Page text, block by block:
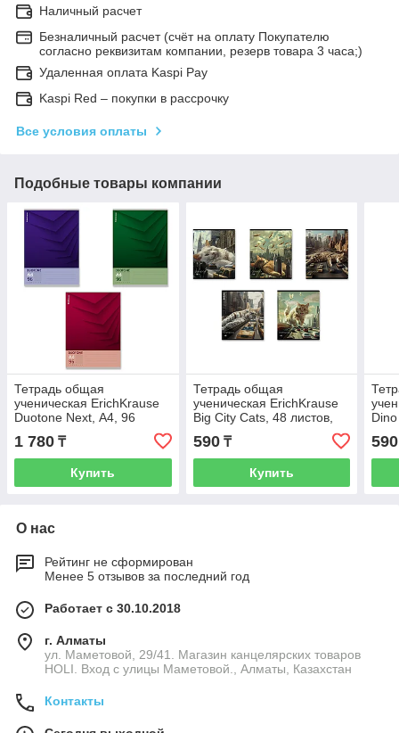
Наличный расчет
Безналичный расчет (счёт на оплату Покупателю
согласно реквизитам компании, резерв товара 3 часа;)
Удаленная оплата Kaspi Pay
Kaspi Red – покупки в рассрочку
Все условия оплаты
Подобные товары компании
Тетрадь общая
ученическая ErichKrause
Duotone Next, А4, 96
листов, клетка_MIX-PACK
1 780 ₸
Купить
Тетрадь общая
ученическая ErichKrause
Big City Cats, 48 листов,
клетка, глянцевая
ламинация_MIX-PACK
590₸
Купить
590
О нас
Рейтинг не сформирован
Менее 5 отзывов за последний год
Работает с 30.10.2018
г. Алматы
ул. Маметовой, 29/41. Магазин канцелярских товаров
HOLI. Вход с улицы Маметовой., Алматы, Казахстан
Контакты